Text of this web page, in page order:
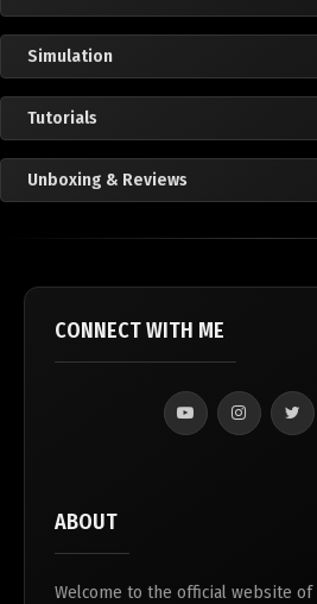
Simulation
Tutorials
Unboxing & Reviews
CONNECT WITH ME
ABOUT
Welcome to the official website of